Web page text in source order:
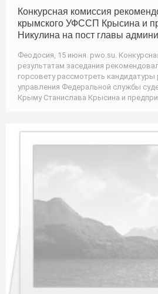
Конкурсная комиссия
крымского УФССП Крысина и
Никулина на пост главы
Феодосия, 15 июня. pwo.su.
результатам заседания
горсовету рассмотреть кандидатуры
управления Федеральной службы
Крыму Станислава Крысина и